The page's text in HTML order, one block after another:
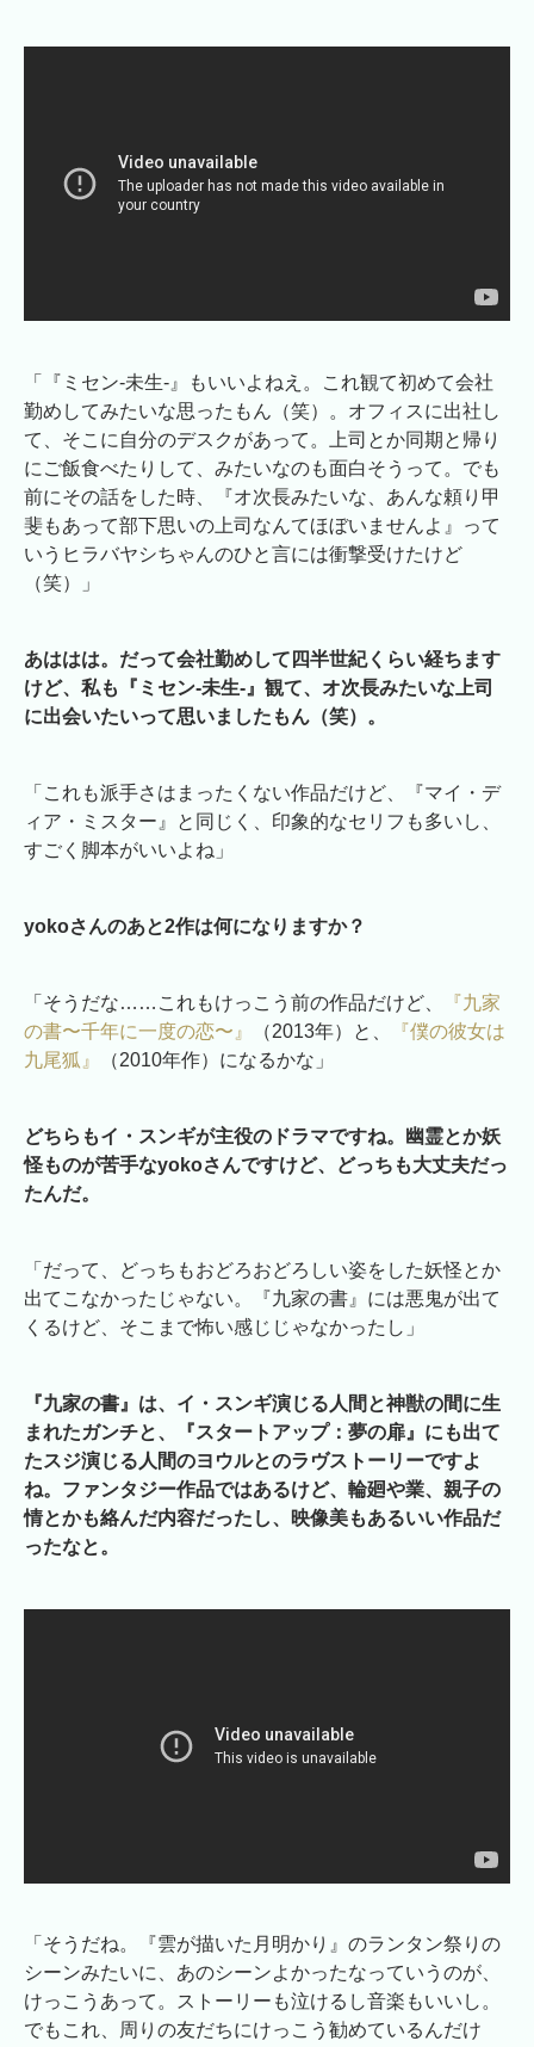
「『ミセン-未生-』もいいよねえ。これ観て初めて会社
勤めしてみたいな思ったもん（笑）。オフィスに出社し
て、そこに自分のデスクがあって。上司とか同期と帰り
にご飯食べたりして、みたいなのも面白そうって。でも
前にその話をした時、『オ次長みたいな、あんな頼り甲
斐もあって部下思いの上司なんてほぼいませんよ』って
いうヒラバヤシちゃんのひと言には衝撃受けたけど
（笑）」
あははは。だって会社勤めして四半世紀くらい経ちます
けど、私も『ミセン-未生-』観て、オ次長みたいな上司
に出会いたいって思いましたもん（笑）。
「これも派手さはまったくない作品だけど、『マイ・デ
ィア・ミスター』と同じく、印象的なセリフも多いし、
すごく脚本がいいよね」
yokoさんのあと2作は何になりますか？
「そうだな……これもけっこう前の作品だけど、
『九家
の書〜千年に一度の恋〜』
（2013年）と、
『僕の彼女は
九尾狐』
（2010年作）になるかな」
どちらもイ・スンギが主役のドラマですね。幽霊とか妖
怪ものが苦手なyokoさんですけど、どっちも大丈夫だっ
たんだ。
「だって、どっちもおどろおどろしい姿をした妖怪とか
出てこなかったじゃない。『九家の書』には悪鬼が出て
くるけど、そこまで怖い感じじゃなかったし」
『九家の書』は、イ・スンギ演じる人間と神獣の間に生
まれたガンチと、『スタートアップ：夢の扉』にも出て
たスジ演じる人間のヨウルとのラヴストーリーですよ
ね。ファンタジー作品ではあるけど、輪廻や業、親子の
情とかも絡んだ内容だったし、映像美もあるいい作品だ
ったなと。
「そうだね。『雲が描いた月明かり』のランタン祭りの
シーンみたいに、あのシーンよかったなっていうのが、
けっこうあって。ストーリーも泣けるし音楽もいいし。
でもこれ、周りの友だちにけっこう勧めているんだけ